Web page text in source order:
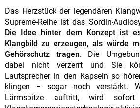
Das Herzstück der legendären
Supreme-Reihe ist das Sordin-
Die Idee hinter dem Konzept ist
Klangbild zu erzeugen, als würde
Gehörschutz tragen.Die
dabei nicht verzerrt und Sie
Lautsprecher in den Kapseln so
klingen − sogar noch verstärkt.
Lärmspitze auftritt, wird sofort